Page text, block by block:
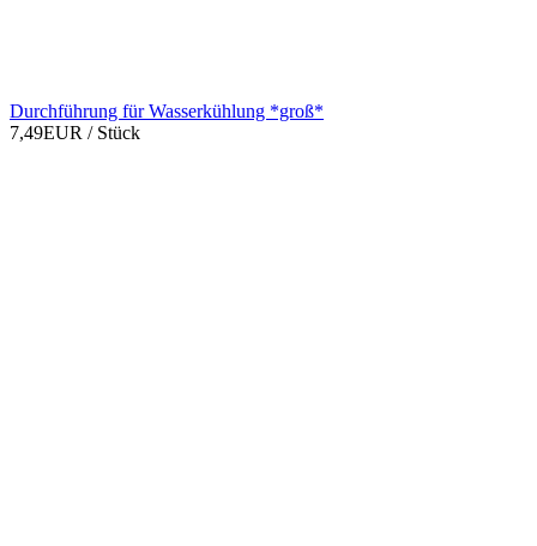
Durchführung für Wasserkühlung *groß*
7,49EUR / Stück